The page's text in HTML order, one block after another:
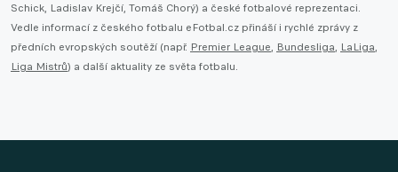
Schick, Ladislav Krejčí, Tomáš Chorý) a české fotbalové reprezentaci.
Vedle informací z českého fotbalu eFotbal.cz přináší i rychlé zprávy z
předních evropských soutěží (např. Premier League, Bundesliga, LaLiga,
Liga Mistrů) a další aktuality ze světa fotbalu.